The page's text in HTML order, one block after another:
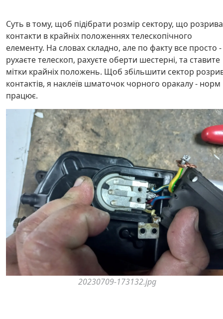
Суть в тому, щоб підібрати розмір сектору, що
контакти в крайніх положеннях телескопічного
елементу. На словах складно, але по факту все просто -
рухаєте телескоп, рахуєте оберти шестерні, та ставите
мітки крайніх положень. Щоб збільшити сектор
контактів, я наклеїв шматочок чорного оракалу - норм
працює.
20230709-173132.jpg